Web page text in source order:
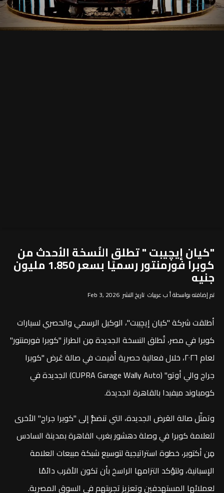
"كيان إيچيبت " تطلق النُسخة الأحدث من
كوبرا فورمنتور رسميًا بسعر 1.850 مليون
جنيه
تم إضافته بواسطة أ ب عربيات تاريخ النشر Feb 3, 2026
أطلقت شركة "كيان إيچيبت"، الوكيل الرسمي والحصري لسيارات
كوبرا في مصر، تُطلق النسخة الجديدة مِن الطراز "كوبرا فورمنتور"
لعام ٢٠٢٦، خلال فعالية حصرية أُقيمت في صالة عَرض "كوبرا
جراج والي أوتو" (CUPRA Garage Wally Auto) الجديدة في
كومباوند ميفيدا بالقاهرة الجديدة.
وتمثّل صالة العَرض الجديدة، التي تنضمُّ إلى "كوبرا جراج" الأخرى
للعلامة كوبرا في وصلة دهشور بغرب القاهرة بمدينة السادس
مِن أكتوبر، خطوة استراتيجية لتوسيع شبكة مبيعات العلامة
الإسبانية، ولتؤكد التزامها الراسخ بأن تكون الأقرب دائمًا
لعملائها المستهدفين وتعزيز تجربتهم في السوق المصرية.